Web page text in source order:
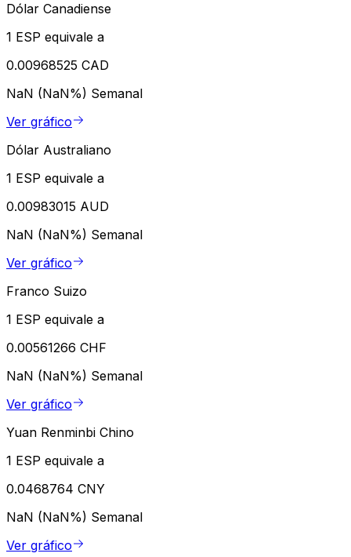
Dólar Canadiense
1 ESP equivale a
0.00968525 CAD
NaN (NaN%) Semanal
Ver gráfico
Dólar Australiano
1 ESP equivale a
0.00983015 AUD
NaN (NaN%) Semanal
Ver gráfico
Franco Suizo
1 ESP equivale a
0.00561266 CHF
NaN (NaN%) Semanal
Ver gráfico
Yuan Renminbi Chino
1 ESP equivale a
0.0468764 CNY
NaN (NaN%) Semanal
Ver gráfico